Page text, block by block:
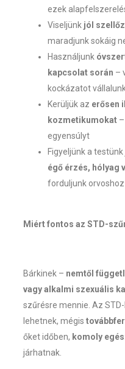
ezek
Viseljünk jól
maradjunk sokáig
Használjunk
kapcsolat során –
kockázatot
Kerüljük az erősen
kozmetikumokat
egyensúlyt
Figyeljünk a
égő érzés, hólyag
forduljunk orvoshoz
Miért fontos az STD-
Bárkinek – nemtől
vagy alkalmi szexuális
szűrésre mennie. Az
lehetnek, mégis
őket időben, komoly
járhatnak.